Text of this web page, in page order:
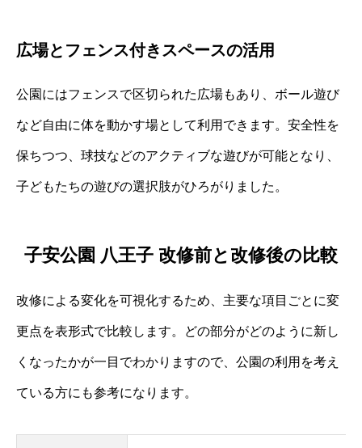
広場とフェンス付きスペースの活用
公園にはフェンスで区切られた広場もあり、ボール遊び
など自由に体を動かす場として利用できます。安全性を
保ちつつ、球技などのアクティブな遊びが可能となり、
子どもたちの遊びの選択肢がひろがりました。
子安公園 八王子 改修前と改修後の比較
改修による変化を可視化するため、主要な項目ごとに変
更点を表形式で比較します。どの部分がどのように新し
くなったかが一目でわかりますので、公園の利用を考え
ている方にも参考になります。